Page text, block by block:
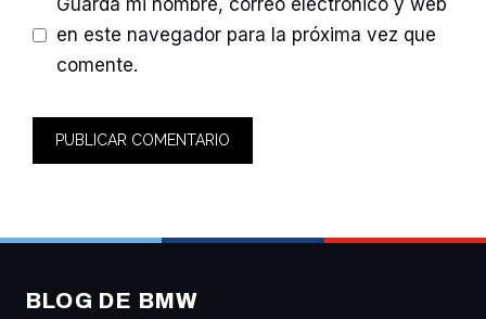
Guarda mi nombre, correo electrónico y web
en este navegador para la próxima vez que
comente.
BLOG DE BMW